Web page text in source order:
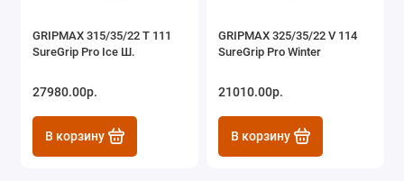
GRIPMAX 315/35/22 T 111
SureGrip Pro Ice Ш.
27980.00р.
В корзину
GRIPMAX 325/35/22 V 114
SureGrip Pro Winter
21010.00р.
В корзину